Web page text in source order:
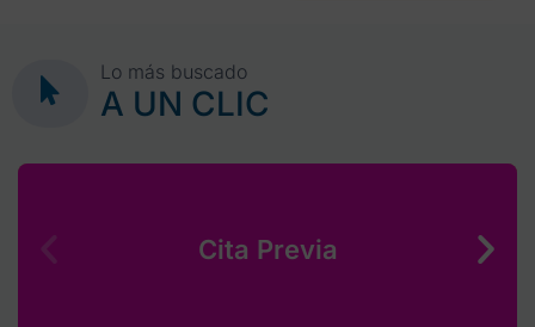
Lo más buscado
A UN CLIC
Cita Previa